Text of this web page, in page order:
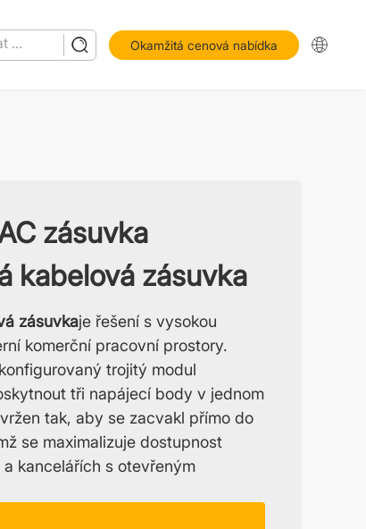
Okamžitá cenová nabídka
zásuvka
kabelová zásuvka
zásuvkaje řešení s vysokou
komerční pracovní prostory.
trojitý modul
tři napájecí body v jednom
tak, aby se zacvakl přímo do
se maximalizuje dostupnost
kancelářích s otevřeným